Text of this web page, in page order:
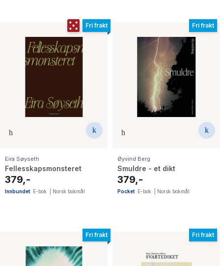
Fri frakt
Eira Søyseth
Fellesskapsmonsteret
379,-
Innbundet E-bok Norsk bokmål
Fri frakt
Øyvind Berg
Smuldre - et dikt
379,-
Pocket E-bok Norsk bokmål
Fri frakt Fri frakt